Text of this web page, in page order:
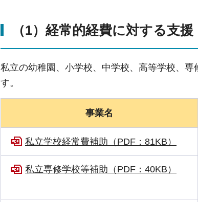
（1）経常的経費に対する支援
私立の幼稚園、小学校、中学校、高等学校、
す。
事業名
私立学校経常費補助（PDF：81KB）
私立専修学校等補助（PDF：40KB）